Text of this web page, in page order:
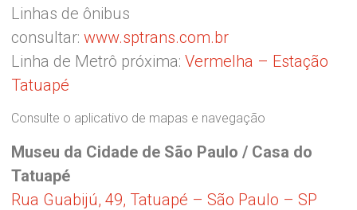
Linhas de ônibus
consultar:www.sptrans.com.br
Linha de Metrô próxima:Vermelha – Estação
Tatuapé
Consulte o aplicativo de mapas e navegação
Museu da Cidade de São Paulo / Casa do
Tatuapé
Rua Guabijú, 49, Tatuapé – São Paulo – SP